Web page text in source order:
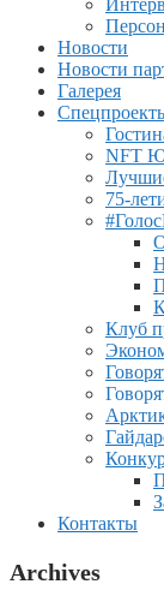
Новости
Новости
Галерея
NFT
75-
Клуб
Контакты
Archives